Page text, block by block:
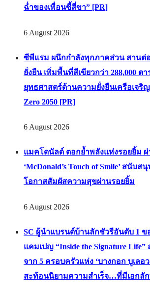
ฉ่ำของเพื่อนซี้สี่ขา” [PR]
6 August 2026
ซีพีแรม ผนึกกำลังทุกภาคส่วน สานต่อ
ยั่งยืน เพิ่มพื้นที่สีเขียวกว่า 288,000 ต
ยุทธศาสตร์ด้านความยั่งยืนเครือเจ
Zero 2050 [PR]
6 August 2026
แมคโดนัลด์ ตอกย้ำพลังแห่งรอยยิ้ม
‘McDonald’s Touch of Smile’ สนับ
โอกาสสัมผัสความสุขผ่านรอยยิ้ม
6 August 2026
SC ผู้นำแบรนด์บ้านลักชัวรีอันดับ 1 ข
แคมเปญ “Inside the Signature Life”
จาก 5 ครอบครัวแห่ง ‘บางกอก บูเลอว
สะท้อนนิยามความสำเร็จ…ที่มีเอกลั